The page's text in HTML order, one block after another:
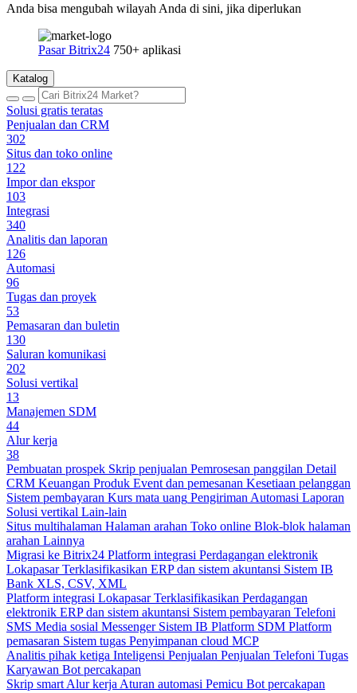
Anda bisa mengubah wilayah Anda di sini, jika diperlukan
Pasar Bitrix24 750+ aplikasi
Katalog
Solusi gratis teratas
Penjualan dan CRM
302
Situs dan toko online
122
Impor dan ekspor
103
Integrasi
340
Analitis dan laporan
126
Automasi
96
Tugas dan proyek
53
Pemasaran dan buletin
130
Saluran komunikasi
202
Solusi vertikal
13
Manajemen SDM
44
Alur kerja
38
Pembuatan prospek Skrip penjualan Pemrosesan panggilan Detail
CRM Keuangan Produk Event dan pemesanan Kesetiaan pelanggan
Sistem pembayaran Kurs mata uang Pengiriman Automasi Laporan
Solusi vertikal Lain-lain
Situs multihalaman Halaman arahan Toko online Blok-blok halaman
arahan Lainnya
Migrasi ke Bitrix24 Platform integrasi Perdagangan elektronik
Lokapasar Terklasifikasikan ERP dan sistem akuntansi Sistem IB
Bank XLS, CSV, XML
Platform integrasi Lokapasar Terklasifikasikan Perdagangan
elektronik ERP dan sistem akuntansi Sistem pembayaran Telefoni
SMS Media sosial Messenger Sistem IB Platform SDM Platform
pemasaran Sistem tugas Penyimpanan cloud MCP
Analitis pihak ketiga Inteligensi Penjualan Penjualan Telefoni Tugas
Karyawan Bot percakapan
Skrip smart Alur kerja Aturan automasi Pemicu Bot percakapan